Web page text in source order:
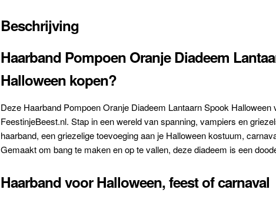
Beschrijving
Haarband Pompoen Oranje Diadeem
Halloween kopen?
Deze Haarband Pompoen Oranje Diadeem Lantaarn Spook Halloween
FeestinjeBeest.nl. Stap in een wereld van spanning, vampiers en
haarband, een griezelige toevoeging aan je Halloween kostuum,
Gemaakt om bang te maken en op te vallen, deze diadeem is een
Haarband voor Halloween, feest of carnaval